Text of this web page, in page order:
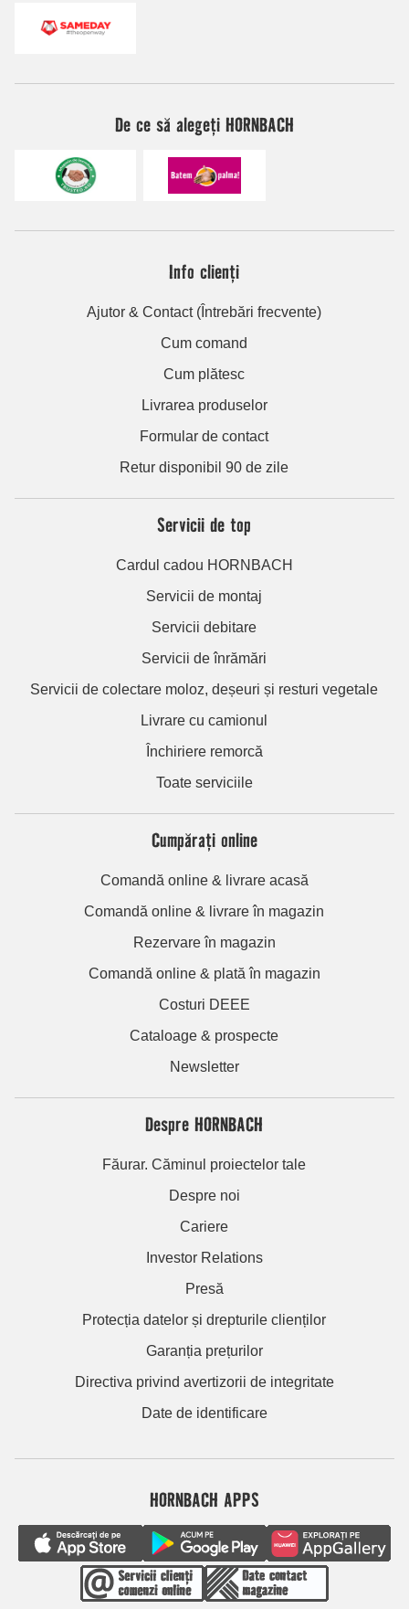
De ce să alegeți HORNBACH
Info clienți
Ajutor & Contact (Întrebări frecvente)
Cum comand
Cum plătesc
Livrarea produselor
Formular de contact
Retur disponibil 90 de zile
Servicii de top
Cardul cadou HORNBACH
Servicii de montaj
Servicii debitare
Servicii de înrămări
Servicii de colectare moloz, deșeuri și resturi vegetale
Livrare cu camionul
Închiriere remorcă
Toate serviciile
Cumpărați online
Comandă online & livrare acasă
Comandă online & livrare în magazin
Rezervare în magazin
Comandă online & plată în magazin
Costuri DEEE
Cataloage & prospecte
Newsletter
Despre HORNBACH
Făurar. Căminul proiectelor tale
Despre noi
Cariere
Investor Relations
Presă
Protecția datelor și drepturile clienților
Garanția prețurilor
Directiva privind avertizorii de integritate
Date de identificare
HORNBACH APPS